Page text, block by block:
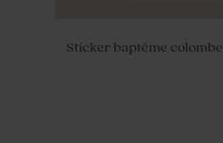
Sticker baptême colombe